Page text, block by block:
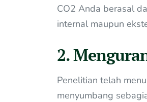
CO2 Anda berasal
internal maupun
2.
Penelitian telah
menyumbang